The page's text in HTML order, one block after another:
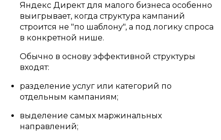
Яндекс Директ для малого бизнеса особенно
выигрывает, когда структура кампаний
строится не "по шаблону", а под логику спроса
в конкретной нише.
Обычно в основу эффективной структуры
входят:
разделение услуг или категорий по
отдельным кампаниям;
выделение самых маржинальных
направлений;